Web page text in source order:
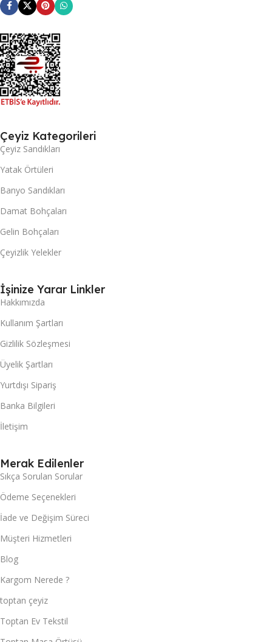
Çeyiz Kategorileri
Çeyiz Sandıkları
Yatak Örtüleri
Banyo Sandıkları
Damat Bohçaları
Gelin Bohçaları
Çeyizlik Yelekler
İşinize Yarar Linkler
Hakkımızda
Kullanım Şartları
Gizlilik Sözleşmesi
Üyelik Şartları
Yurtdışı Sipariş
Banka Bilgileri
İletişim
Merak Edilenler
Sıkça Sorulan Sorular
Ödeme Seçenekleri
İade ve Değişim Süreci
Müşteri Hizmetleri
Blog
Kargom Nerede ?
toptan çeyiz
Toptan Ev Tekstil